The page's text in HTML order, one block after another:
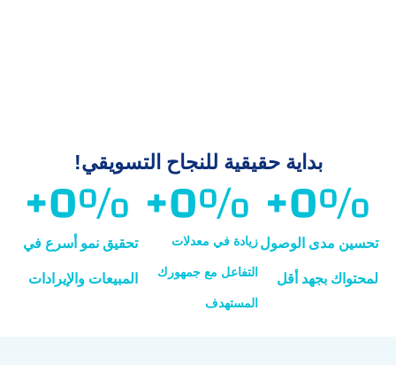
بداية حقيقية للنجاح التسويقي!
تحسين مدى الوصول
لمحتواك بجهد أقل
%
0
+ زيادة في معدلات
التفاعل مع جمهورك
المستهدف
%
0
+ تحقيق نمو أسرع في
المبيعات والإيرادات
%
0
+